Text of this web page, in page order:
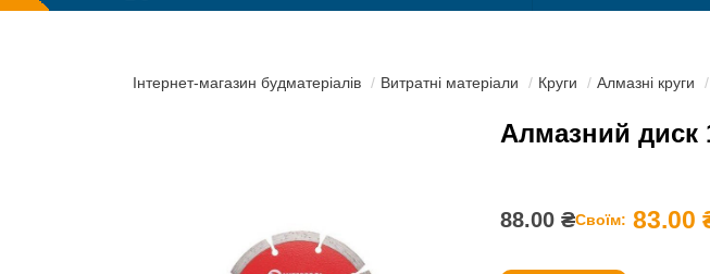
Інтернет-магазин будматеріалів Витратні матеріали Круги Алмазні круги
Алмазний диск
88.00 ₴Своїм: 83.00